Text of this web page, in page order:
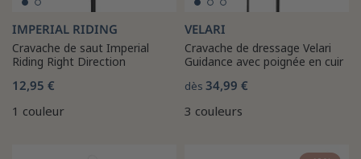
IMPERIAL RIDING
Cravache de saut Imperial
Riding Right Direction
12,95 €
1 couleur
VELARI
Cravache de dressage Velari
Guidance avec poignée en cuir
dès 34,99 €
3 couleurs